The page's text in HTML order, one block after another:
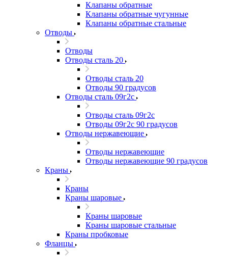
Клапаны обратные
Клапаны обратные чугунные
Клапаны обратные стальные
Отводы
Отводы
Отводы сталь 20
Отводы сталь 20
Отводы 90 градусов
Отводы сталь 09г2с
Отводы сталь 09г2с
Отводы 09г2с 90 градусов
Отводы нержавеющие
Отводы нержавеющие
Отводы нержавеющие 90 градусов
Краны
Краны
Краны шаровые
Краны шаровые
Краны шаровые стальные
Краны пробковые
Фланцы